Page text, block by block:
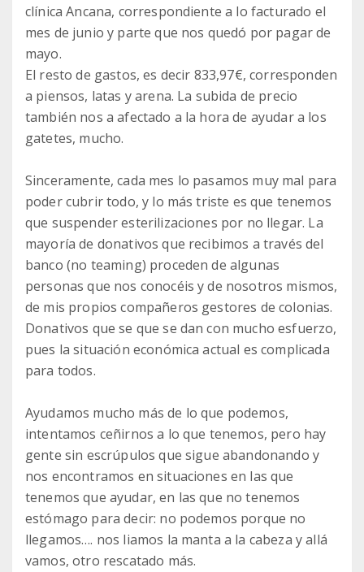
clínica Ancana, correspondiente a lo facturado el
mes de junio y parte que nos quedó por pagar de
mayo.
El resto de gastos, es decir 833,97€, corresponden
a piensos, latas y arena. La subida de precio
también nos a afectado a la hora de ayudar a los
gatetes, mucho.
Sinceramente, cada mes lo pasamos muy mal para
poder cubrir todo, y lo más triste es que tenemos
que suspender esterilizaciones por no llegar. La
mayoría de donativos que recibimos a través del
banco (no teaming) proceden de algunas
personas que nos conocéis y de nosotros mismos,
de mis propios compañeros gestores de colonias.
Donativos que se que se dan con mucho esfuerzo,
pues la situación económica actual es complicada
para todos.
Ayudamos mucho más de lo que podemos,
intentamos ceñirnos a lo que tenemos, pero hay
gente sin escrúpulos que sigue abandonando y
nos encontramos en situaciones en las que
tenemos que ayudar, en las que no tenemos
estómago para decir: no podemos porque no
llegamos…. nos liamos la manta a la cabeza y allá
vamos, otro rescatado más.